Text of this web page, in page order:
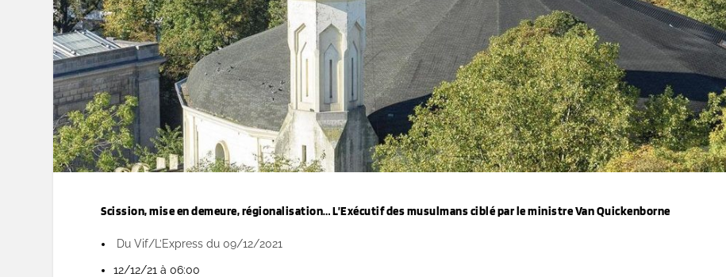
Scission, mise en demeure, régionalisation… L’Exécutif des musulmans ciblé par le ministre Van Quickenborne
Du Vif/L’Express du 09/12/2021
12/12/21 à 06:00